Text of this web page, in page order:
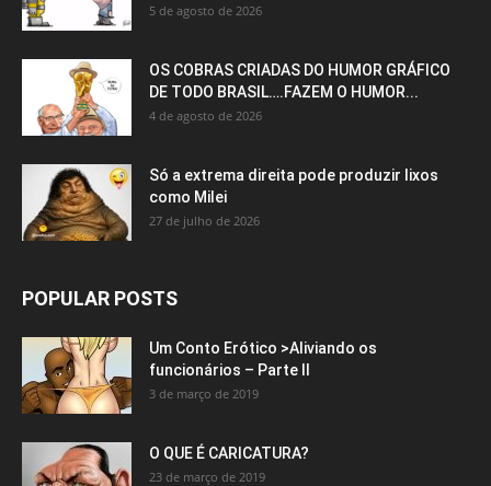
5 de agosto de 2026
OS COBRAS CRIADAS DO HUMOR GRÁFICO
DE TODO BRASIL….FAZEM O HUMOR...
4 de agosto de 2026
Só a extrema direita pode produzir lixos
como Milei
27 de julho de 2026
POPULAR POSTS
Um Conto Erótico >Aliviando os
funcionários – Parte II
3 de março de 2019
O QUE É CARICATURA?
23 de março de 2019